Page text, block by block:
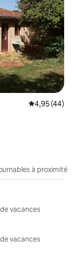
Évaluation
4,95 (44)
à proximité
vacances
vacances